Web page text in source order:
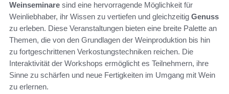
Weinseminare sind eine hervorragende Möglichkeit für
Weinliebhaber, ihr Wissen zu vertiefen und gleichzeitig Genuss
zu erleben. Diese Veranstaltungen bieten eine breite Palette an
Themen, die von den Grundlagen der Weinproduktion bis hin
zu fortgeschrittenen Verkostungstechniken reichen. Die
Interaktivität der Workshops ermöglicht es Teilnehmern, ihre
Sinne zu schärfen und neue Fertigkeiten im Umgang mit Wein
zu erlernen.